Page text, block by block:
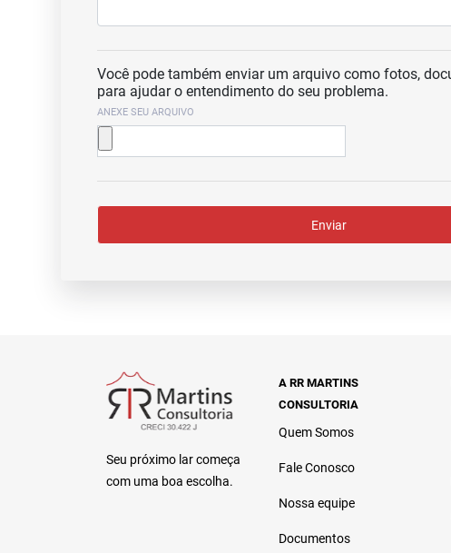
Você pode também enviar um arquivo como fotos,
para ajudar o entendimento do seu problema.
ANEXE SEU ARQUIVO
Enviar
Seu próximo lar começa
com uma boa escolha.
A RR MARTINS
CONSULTORIA
Quem Somos
Fale Conosco
Nossa equipe
Documentos